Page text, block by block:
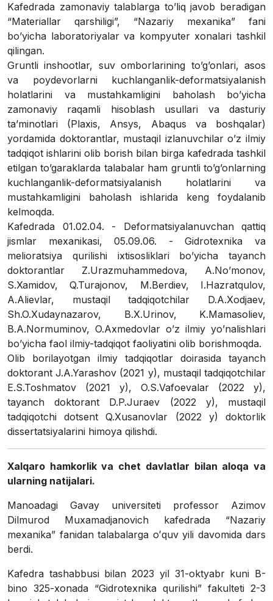
Kafedrada zamonaviy talablarga toʼliq javob beradigan
“Materiallar qarshiligi”, “Nazariy mexanika” fani
boʼyicha laboratoriyalar va kompyuter xonalari tashkil
qilingan.
Gruntli inshootlar, suv omborlarining toʼgʼonlari, asos
va poydevorlarni kuchlanganlik-deformatsiyalanish
holatlarini va mustahkamligini baholash boʼyicha
zamonaviy raqamli hisoblash usullari va dasturiy
taʼminotlari (Plaxis, Ansys, Abaqus va boshqalar)
yordamida doktorantlar, mustaqil izlanuvchilar oʼz ilmiy
tadqiqot ishlarini olib borish bilan birga kafedrada tashkil
etilgan toʼgaraklarda talabalar ham gruntli toʼgʼonlarning
kuchlanganlik-deformatsiyalanish holatlarini va
mustahkamligini baholash ishlarida keng foydalanib
kelmoqda.
Kafedrada 01.02.04. - Deformatsiyalanuvchan qattiq
jismlar mexanikasi, 05.09.06. - Gidrotexnika va
melioratsiya qurilishi ixtisosliklari boʼyicha tayanch
doktorantlar Z.Urazmuhammedova, A.Noʼmonov,
S.Xamidov, Q.Turajonov, M.Berdiev, I.Hazratqulov,
А.Аlievlar, mustaqil tadqiqotchilar D.A.Xodjaev,
Sh.O.Xudaynazarov, B.X.Urinov, K.Mamasoliev,
B.A.Normuminov, O.Аxmedovlar oʼz ilmiy yoʼnalishlari
boʼyicha faol ilmiy-tadqiqot faoliyatini olib borishmoqda.
Olib borilayotgan ilmiy tadqiqotlar doirasida tayanch
doktorant J.A.Yarashov (2021 y), mustaqil tadqiqotchilar
E.S.Toshmatov (2021 y), O.S.Vafoevalar (2022 y),
tayanch doktorant D.P.Juraev (2022 y), mustaqil
tadqiqotchi dotsent Q.Xusanovlar (2022 y) doktorlik
dissertatsiyalarini himoya qilishdi.
Xalqaro hamkorlik va chet davlatlar bilan aloqa va
ularning natijalari.
Manoadagi Gavay universiteti professor Azimov
Dilmurod Muxamadjanovich kafedrada “Nazariy
mexanika” fanidan talabalarga oʻquv yili davomida dars
berdi.
Kafedra tashabbusi bilan 2023 yil 31-oktyabr kuni B-
bino 325-xonada “Gidrotexnika qurilishi” fakulteti 2-3